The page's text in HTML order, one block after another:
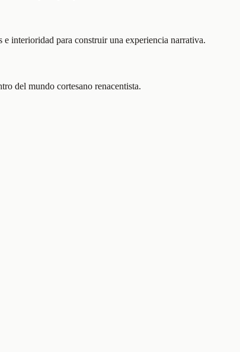
interioridad para construir una experiencia narrativa.
del mundo cortesano renacentista.